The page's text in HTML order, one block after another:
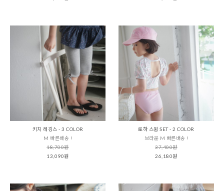
키치 레깅스 - 3 COLOR
M 빠른배송 !
18,700원
13,090원
로하 스윔 SET - 2 COLOR
브라운 M 빠른배송 !
37,400원
26,180원